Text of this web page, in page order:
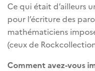
Ce qui était d’ailleurs
pour l’écriture des
mathématiciens
(ceux de
Comment avez-vous